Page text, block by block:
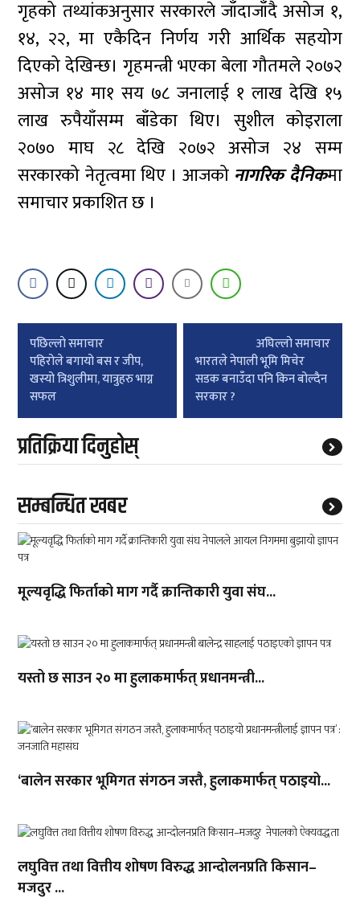
गृहको तथ्यांकअनुसार सरकारले जाँदाजाँदै असोज १,
१४, २२, मा एकैदिन निर्णय गरी आर्थिक सहयोग
दिएको देखिन्छ। गृहमन्त्री भएका बेला गौतमले २०७२
असोज १४ मा१ सय ७८ जनालाई १ लाख देखि १५
लाख रुपैयाँसम्म बाँडेका थिए। सुशील कोइराला
२०७० माघ २८ देखि २०७२ असोज २४ सम्म
सरकारको नेतृत्वमा थिए । आजको नागरिक दैनिकमा
समाचार प्रकाशित छ ।
Post
navigation
पछिल्लाे समाचार
पहिरोले बगायो बस र जीप,
खस्यो त्रिशुलीमा, यात्रुहरु भाग्न
सफल
अघिल्लाे समाचार
भारतले नेपाली भूमि मिचेर
सडक बनाउँदा पनि किन बोल्दैन
सरकार ?
प्रतिक्रिया दिनुहोस्
सम्बन्धित खबर
मूल्यवृद्धि फिर्ताको माग गर्दै क्रान्तिकारी युवा संघ...
यस्तो छ साउन २० मा हुलाकमार्फत् प्रधानमन्त्री...
‘बालेन सरकार भूमिगत संगठन जस्तै, हुलाकमार्फत् पठाइयो...
लघुवित्त तथा वित्तीय शोषण विरुद्ध आन्दोलनप्रति किसान–
मजदुर ...